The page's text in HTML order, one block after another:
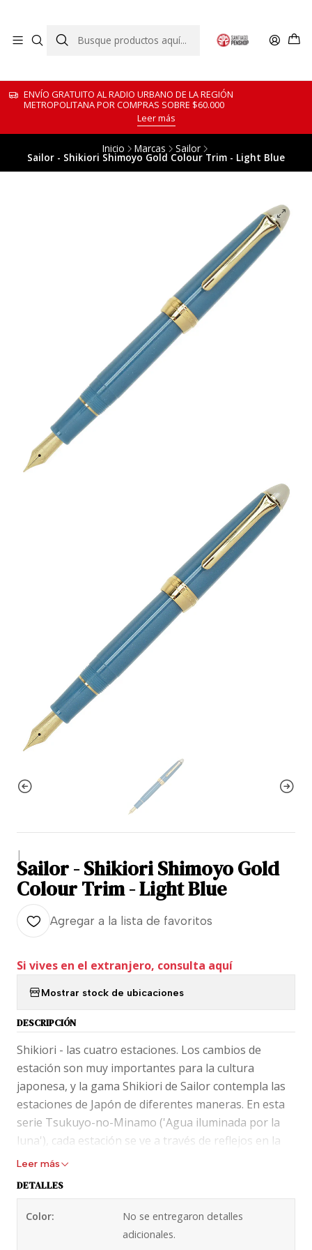
ENVÍO GRATUITO AL RADIO URBANO DE LA REGIÓN
METROPOLITANA POR COMPRAS SOBRE $60.000
Leer más
Inicio Marcas Sailor
Sailor - Shikiori Shimoyo Gold Colour Trim - Light Blue
|
Sailor - Shikiori Shimoyo Gold
Colour Trim - Light Blue
Agregar a la lista de favoritos
Si vives en el extranjero, consulta aquí
Mostrar stock de ubicaciones
DESCRIPCIÓN
Shikiori - las cuatro estaciones. Los cambios de
estación son muy importantes para la cultura
japonesa, y la gama Shikiori de Sailor contempla las
estaciones de Japón de diferentes maneras. En esta
serie Tsukuyo-no-Minamo ('Agua iluminada por la
luna'), cada estación se ve a través de reflejos en la
superficie del agua.
El remate blanco al final de la tapa representa la
Leer más
DETALLES
Color:
No se entregaron detalles
adicionales.